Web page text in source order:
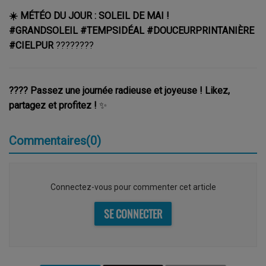
☀️ MÉTÉO DU JOUR : SOLEIL DE MAI !
#GRANDSOLEIL #TEMPSIDÉAL #DOUCEURPRINTANIÈRE
#CIELPUR????????
???? Passez une journée radieuse et joyeuse ! Likez,
partagez et profitez ! ✨
Commentaires(0)
Connectez-vous pour commenter cet article
SE CONNECTER